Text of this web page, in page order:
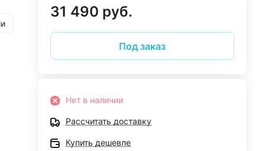
31 490 руб.
Под заказ
Нет в наличии
Рассчитать доставку
Купить дешевле